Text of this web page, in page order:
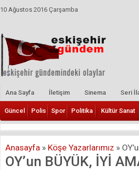
10 Ağustos 2016 Çarşamba
Ana Sayfa İletişim Sinema Seri
Güncel Polis Spor Politika Kültür Sanat
Anasayfa » Köşe Yazarlarımız »
OY’un BÜYÜK, İYİ